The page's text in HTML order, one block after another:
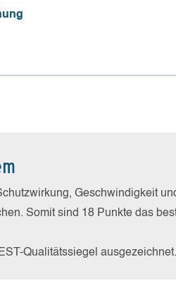
Geschwindigkeit
Somit sind 18 Punkte das
Qualitätssiegel ausgezeichnet.